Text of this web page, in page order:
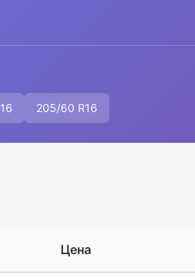
205/60 R16
Цена